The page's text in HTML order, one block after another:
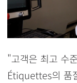
"고객은 최고 수
Étiquettes의 품